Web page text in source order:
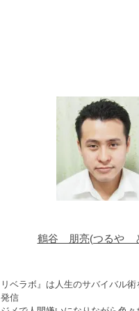
鶴谷 朋亮(つるや
ベラボ』は人生のサバイバル術
信